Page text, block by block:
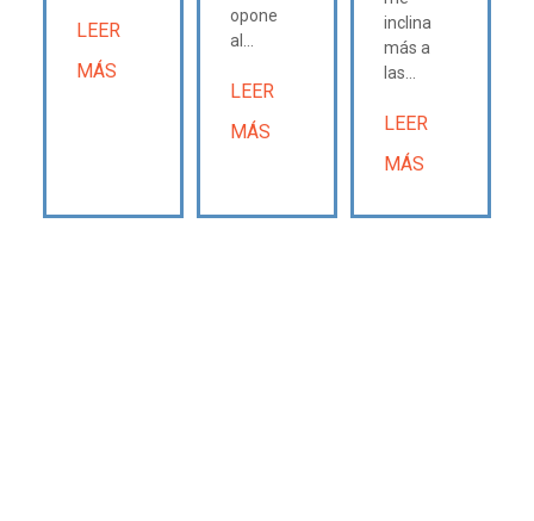
LEER
MÁS
opone
al...
LEER
MÁS
inclina
más a
las...
LEER
MÁS